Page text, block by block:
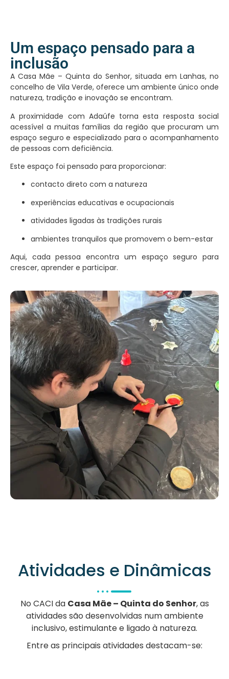
Um espaço pensado para a
inclusão
A Casa Mãe – Quinta do Senhor, situada em Lanhas, no
concelho de Vila Verde, oferece um ambiente único onde
natureza, tradição e inovação se encontram.
A proximidade com Adaúfe torna esta resposta social
acessível a muitas famílias da região que procuram um
espaço seguro e especializado para o acompanhamento
de pessoas com deficiência.
Este espaço foi pensado para proporcionar:
contacto direto com a natureza
experiências educativas e ocupacionais
atividades ligadas às tradições rurais
ambientes tranquilos que promovem o bem-estar
Aqui, cada pessoa encontra um espaço seguro para
crescer, aprender e participar.
Atividades e Dinâmicas
No CACI da Casa Mãe – Quinta do Senhor, as
atividades são desenvolvidas num ambiente
inclusivo, estimulante e ligado à natureza.
Entre as principais atividades destacam-se: